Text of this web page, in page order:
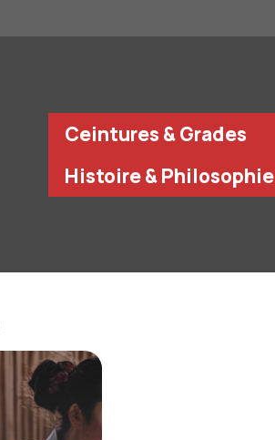
Ceintures & Grades
Histoire & Philosophie